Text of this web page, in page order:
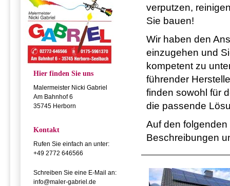
Hier finden Sie uns
Malermeister Nicki Gabriel
Am Bahnhof 6
35745 Herborn
Kontakt
Rufen Sie einfach an unter:
+49 2772 646566
Schreiben Sie eine E-Mail an:
info@maler-gabriel.de
verputzen,
Sie bauen!
Wir haben den
einzugehen und
kompetent zu
führender
finden sowohl für
die passende
Auf den
Beschreibungen